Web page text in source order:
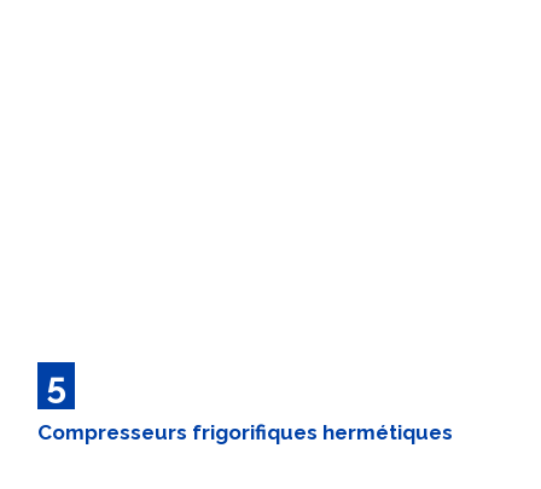
5
Compresseurs frigorifiques hermétiques